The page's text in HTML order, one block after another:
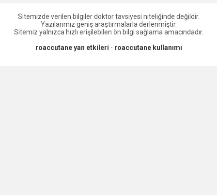
Sitemizde verilen bilgiler doktor tavsiyesi niteliğinde değildir.
Yazılarımız geniş araştırmalarla derlenmiştir.
Sitemiz yalnızca hızlı erişilebilen ön bilgi sağlama amacındadır.
roaccutane yan etkileri - roaccutane kullanımı